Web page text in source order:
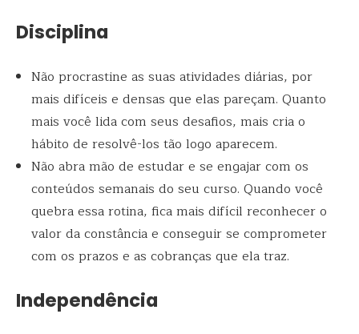
Disciplina
Não procrastine as suas atividades diárias, por
mais difíceis e densas que elas pareçam. Quanto
mais você lida com seus desafios, mais cria o
hábito de resolvê-los tão logo aparecem.
Não abra mão de estudar e se engajar com os
conteúdos semanais do seu curso. Quando você
quebra essa rotina, fica mais difícil reconhecer o
valor da constância e conseguir se comprometer
com os prazos e as cobranças que ela traz.
Independência